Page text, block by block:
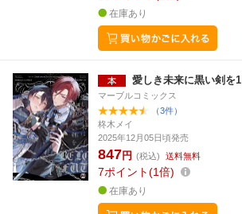
在庫あり
愛しき未来に黒い剣を1
マーブルコミックス
（3件）
柊木メイ
2025年12月05日頃発売
847円 (税込) 送料無料
7ポイント 1倍
在庫あり